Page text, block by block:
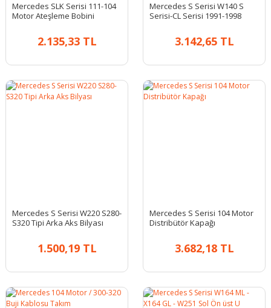
Mercedes SLK Serisi 111-104
Motor Ateşleme Bobini
2.135,33 TL
Mercedes S Serisi W140 S
Serisi-CL Serisi 1991-1998
3.142,65 TL
Mercedes S Serisi W220 S280-
S320 Tipi Arka Aks Bilyası
1.500,19 TL
Mercedes S Serisi 104 Motor
Distribütör Kapağı
3.682,18 TL